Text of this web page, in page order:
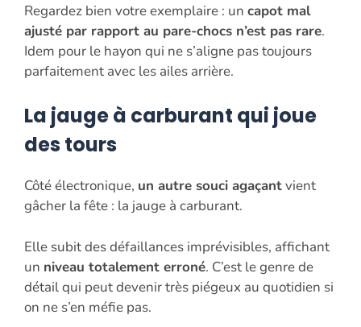
Regardez bien votre exemplaire : un capot mal
ajusté par rapport au pare-chocs n’est pas rare.
Idem pour le hayon qui ne s’aligne pas toujours
parfaitement avec les ailes arrière.
La jauge à carburant qui joue
des tours
Côté électronique, un autre souci agaçantvient
gâcher la fête : la jauge à carburant.
Elle subit des défaillances imprévisibles, affichant
un niveau totalement erroné. C’est le genre de
détail qui peut devenir très piégeux au quotidien si
on ne s’en méfie pas.